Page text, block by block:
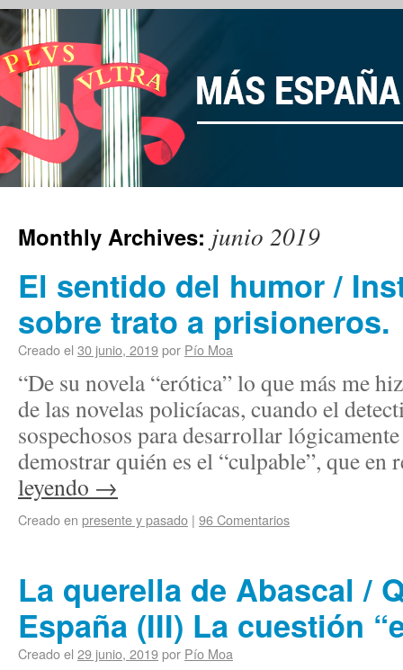
Monthly Archives: junio 2019
El sentido del humor /
sobre trato a prisioneros.
Creado el 30 junio, 2019por Pío Moa
“De su novela “erótica” lo que más me
de las novelas policíacas, cuando el
sospechosos para desarrollar
demostrar quién es el “culpable”, que
leyendo →
Creado en presente y pasado | 96 Comentarios
La querella de Abascal /
España (III) La cuestión
Creado el 29 junio, 2019por Pío Moa